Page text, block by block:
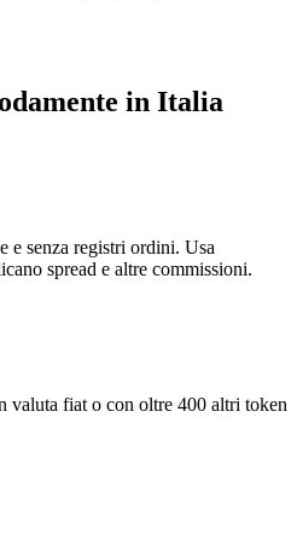
in Italia
e senza registri ordini. Usa
spread e altre commissioni.
valuta fiat o con oltre 400 altri token